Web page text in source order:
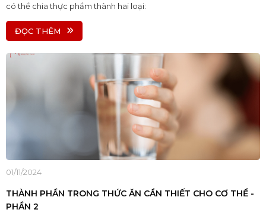
có thể chia thực phẩm thành hai loại:
ĐỌC THÊM
01/11/2024
THÀNH PHẦN TRONG THỨC ĂN CẦN THIẾT CHO CƠ THỂ -
PHẦN 2